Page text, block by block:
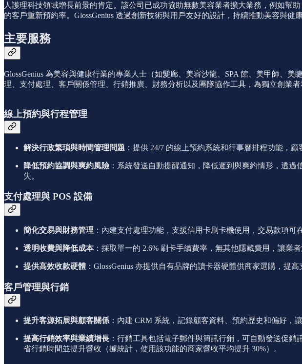
人護理科技領域增長前景的肯定。該公司已成功協助無數美容業者擴大業務，例如幫
的客戶重新預約率。GlossGenius 透過創新技術與用戶友好的設計，持續推動美容與健
主要服務
GlossGenius 為美容與健康行業的專業人士（如髮廊、美容沙龍、SPA 館、美甲師、
理、支付處理、客戶關係管理、行銷推廣、財務分析以及團隊協作工具，為獨立創業者
線上預約與行程管理
解決行政繁瑣與時間管理問題 ：提供 24/7 的線上預約系統和行事曆排程功能，
降低預約協調與爽約風險 ：系統發送自動提醒通知，降低遲到與爽約情形，透
失。
支付處理與 POS 設備
簡化交易與財務管理 ：內建支付處理功能，支援信用卡刷卡機使用，交易款項可
透明收費與降低成本：採取單一的 2.6% 刷卡手續費率，無其他隱藏費用，讓業者
提供高效收款硬體 ：GlossGenius 亦提供自有品牌的讀卡器硬體供商家選購，提高
客戶管理與行銷
提升客源拓展與顧客關係：內建 CRM 系統，記錄顧客資料、預約歷史和偏好，
提高行銷效率與業績增長 ：行銷工具包括電子郵件與簡訊行銷，可自動發送促
省行銷時間並提升營收（據統計，使用該功能的商家營收平均提升 30%）。